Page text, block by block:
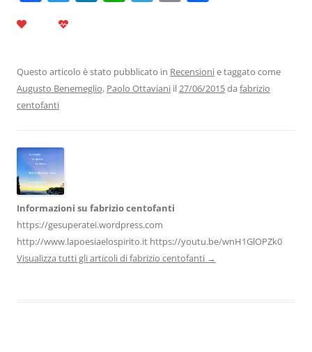
b
o
k
dI
n
A
p
a
m
vi
di
Questo articolo è stato pubblicato in Recensionie taggato come
Augusto Benemeglio, Paolo Ottaviani il27/06/2015da fabrizio
centofanti
Informazioni su fabrizio centofanti
https://gesuperatei.wordpress.com
http://www.lapoesiaelospirito.it https://youtu.be/wnH1GlOPZk0
Visualizza tutti gli articoli di fabrizio centofanti →